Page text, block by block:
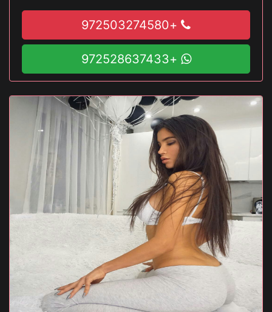
+972503274580
+972528637433